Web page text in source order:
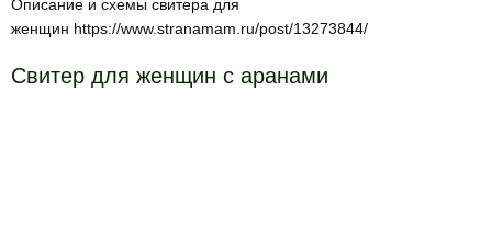
Описание и схемы свитера для
женщин https://www.stranamam.ru/post/13273844/
Свитер для женщин с аранами